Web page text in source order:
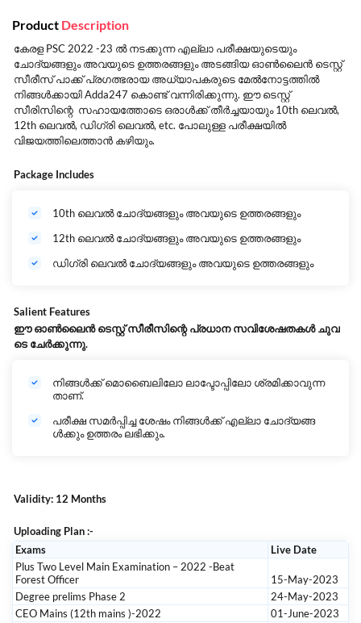
Product Description
കേരള PSC 2022 -23 ൽ നടക്കുന്ന എല്ലാ പരീക്ഷയുടെയും
ചോദ്യങ്ങളും അവയുടെ ഉത്തരങ്ങളും അടങ്ങിയ ഓൺലൈൻ ടെസ്റ്റ്
സീരീസ് പാക്ക് പ്രഗത്ഭരായ അധ്യാപകരുടെ മേൽനോട്ടത്തിൽ
നിങ്ങൾക്കായി Adda247 കൊണ്ട് വന്നിരിക്കുന്നു. ഈ ടെസ്റ്റ്
സീരിസിന്റെ സഹായത്തോടെ ഒരാൾക്ക് തീർച്ചയായും 10th ലെവൽ,
12th ലെവൽ, ഡിഗ്രി ലെവൽ, etc. പോലുള്ള പരീക്ഷയിൽ
വിജയത്തിലെത്താൻ കഴിയും.
Package Includes
10th ലെവൽ ചോദ്യങ്ങളും അവയുടെ ഉത്തരങ്ങളും
12th ലെവൽ ചോദ്യങ്ങളും അവയുടെ ഉത്തരങ്ങളും
ഡിഗ്രി ലെവൽ ചോദ്യങ്ങളും അവയുടെ ഉത്തരങ്ങളും
Salient Features
ഈ ഓൺലൈൻ ടെസ്റ്റ്സീരീസിന്റെ പ്രധാന സവിശേഷതകൾ ചുവ
ടെ ചേർക്കുന്നു.
നിങ്ങൾക്ക് മൊബൈലിലോ ലാപ്ടോപ്പിലോ ശ്രമിക്കാവുന്ന
താണ്.
പരീക്ഷ സമർപ്പിച്ച ശേഷം നിങ്ങൾക്ക് എല്ലാ ചോദ്യങ്ങ
ൾക്കും ഉത്തരം ലഭിക്കും.
Validity: 12 Months
Uploading Plan :-
Exams
Live Date
Plus Two Level Main Examination – 2022 -Beat
Forest Officer
15-May-2023
Degree prelims Phase 2
24-May-2023
CEO Mains (12th mains )-2022
01-June-2023